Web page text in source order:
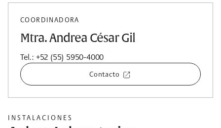
COORDINADORA
Mtra. Andrea César Gil
Tel.: +52 (55) 5950-4000
Contacto
INSTALACIONES